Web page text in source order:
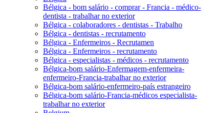
Bélgica - bom salário - comprar - Francia - médico-
dentista - trabalhar no exterior
Bélgica - colaboradores - dentistas - Trabalho
Bélgica - dentistas - recrutamento
Bélgica - Enfermeiros - Recrutamen
Bélgica - Enfermeiros - recrutamento
Bélgica - especialistas - médicos - recrutamento
Bélgica-bom salário-Enfermagem-enfermeira-
enfermeiro-Francia-trabalhar no exterior
Bélgica-bom salário-enfermeiro-país estrangeiro
Bélgica-bom salário-Francia-médicos especialista-
trabalhar no exterior